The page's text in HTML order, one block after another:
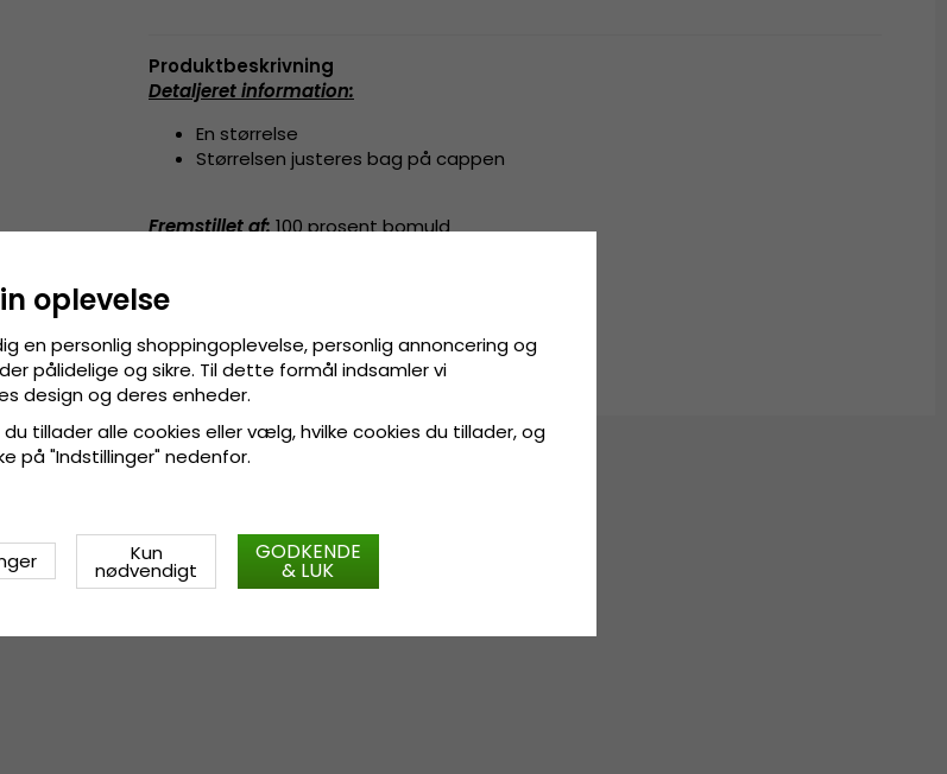
Produktbeskrivning
Detaljeret information:
En størrelse
Størrelsen justeres bag på cappen
Fremstillet af:100 prosent bomuld
oplevelse
en personlig shoppingoplevelse, personlig annoncering og
pålidelige og sikre. Til dette formål indsamler vi
design og deres enheder.
du tillader alle cookies eller vælg, hvilke cookies du tillader, og
på "Indstillinger" nedenfor.
Kun
nødvendigt
GODKENDE
& LUK